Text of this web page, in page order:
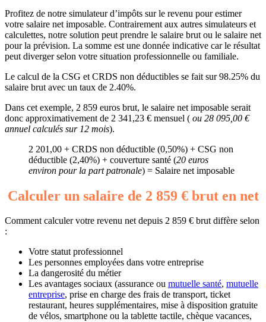
Profitez de notre simulateur d’impôts sur le revenu pour estimer
votre salaire net imposable. Contrairement aux autres simulateurs et
calculettes, notre solution peut prendre le salaire brut ou le salaire net
pour la prévision. La somme est une donnée indicative car le résultat
peut diverger selon votre situation professionnelle ou familiale.
Le calcul de la CSG et CRDS non déductibles se fait sur 98.25% du
salaire brut avec un taux de 2.40%.
Dans cet exemple, 2 859 euros brut, le salaire net imposable serait
donc approximativement de 2 341,23 € mensuel ( ou 28 095,00 €
annuel calculés sur 12 mois).
2 201,00 + CRDS non déductible (0,50%) + CSG non
déductible (2,40%) + couverture santé (20 euros
environ pour la part patronale) = Salaire net imposable
Calculer un salaire de 2 859 € brut en net
Comment calculer votre revenu net depuis 2 859 € brut diffère selon
:
Votre statut professionnel
Les personnes employées dans votre entreprise
La dangerosité du métier
Les avantages sociaux (assurance ou mutuelle santé, mutuelle
entreprise, prise en charge des frais de transport, ticket
restaurant, heures supplémentaires, mise à disposition gratuite
de vélos, smartphone ou la tablette tactile, chèque vacances,